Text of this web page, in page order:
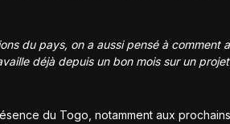
du pays, on a aussi pensé à comment
déjà depuis un bon mois sur un
du Togo, notamment aux